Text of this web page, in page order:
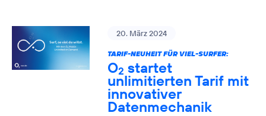
20. März 2024
TARIF-NEUHEIT FÜR VIEL-SURFER:
O2 startet
unlimitierten Tarif mit
innovativer
Datenmechanik